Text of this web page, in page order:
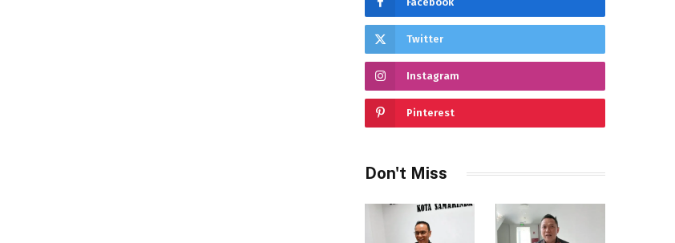
Twitter
Instagram
Pinterest
Don't Miss